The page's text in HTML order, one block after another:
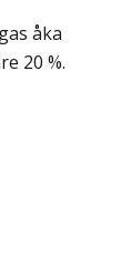
åka
20 %.